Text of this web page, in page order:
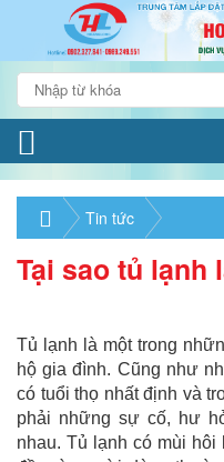
Tin tức
Tại sao tủ lạnh
Tủ lạnh là một trong
hộ gia đình. Cũng như
có tuổi thọ nhất định và
phải những sự cố, hư
nhau. Tủ lạnh có mùi hôi